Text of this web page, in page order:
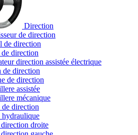
Direction
de direction
de direction
direction
direction assistée électrique
de direction
de direction
assistée
mécanique
de direction
hydraulique
droite